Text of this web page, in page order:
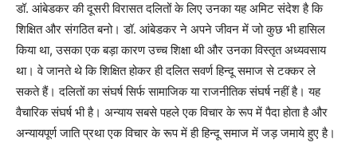
डॉ. आंबेडकर की दूसरी विरासत दलितों के लिए उनका यह अमिट संदेश है कि
शिक्षित और संगठित बनो। डॉ. आंबेडकर ने अपने जीवन में जो कुछ भी हासिल
किया था, उसका एक बड़ा कारण उच्च शिक्षा थी और उनका विस्तृत अध्यवसाय
था। वे जानते थे कि शिक्षित होकर ही दलित सवर्ण हिन्दू समाज से टक्कर ले
सकते हैं। दलितों का संघर्ष सिर्फ सामाजिक या राजनीतिक संघर्ष नहीं है। यह
वैचारिक संघर्ष भी है। अन्याय सबसे पहले एक विचार के रूप में पैदा होता है और
अन्यायपूर्ण जाति प्रथा एक विचार के रूप में ही हिन्दू समाज में जड़ जमाये हुए है।